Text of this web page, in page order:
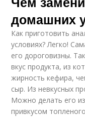
домашних
Как приготовить
условиях? Легко!
его дороговизны.
вкус продукта, из
жирность кефира,
сыр. Из невкусных
Можно делать его
привкусом